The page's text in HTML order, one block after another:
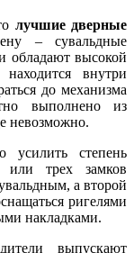
лучшие дверные
– сувальдные
обладают высокой
внутри
до механизма
выполнено из
невозможно.
усилить степень
или трех замков
а второй
ригелями
накладками.
выпускают